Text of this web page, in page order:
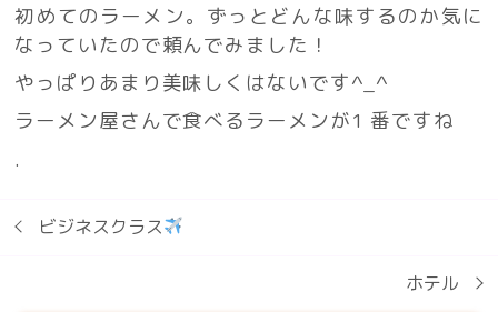
初めてのラーメン。ずっとどんな味するのか気に
なっていたので頼んでみました！
やっぱりあまり美味しくはないです^_^
ラーメン屋さんで食べるラーメンが1 番ですね
.
ビジネスクラス
ホテル